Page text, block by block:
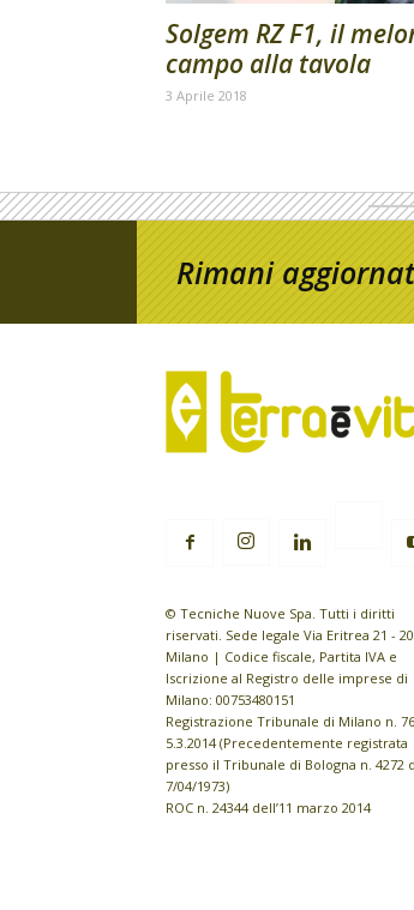
Solgem RZ F1, il
campo alla tavola
3 Aprile 2018
Rimani
© Tecniche Nuove Spa. Tutti i diritti
riservati. Sede legale Via Eritrea 21 -
Milano | Codice fiscale, Partita IVA e
Iscrizione al Registro delle imprese di
Milano: 00753480151
Registrazione Tribunale di Milano n.
5.3.2014 (Precedentemente registrata
presso il Tribunale di Bologna n. 4272
7/04/1973)
ROC n. 24344 dell’11 marzo 2014